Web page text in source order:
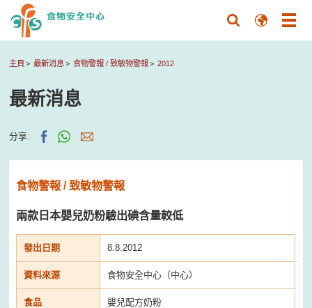
主頁 最新消息 食物警報 / 致敏物警報 2012
最新消息
分享:
食物警報 / 致敏物警報
兩款日本嬰兒奶粉驗出碘含量較低
發出日期 8.8.2012
資料來源 食物安全中心（中心）
食品 嬰兒配方奶粉